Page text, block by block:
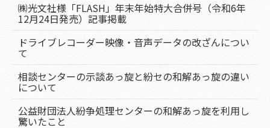
㈱光文社様「FLASH」年末年始特大合併号（令和6年
12月24日発売）記事掲載
ドライブレコーダー映像・音声データの改ざんについ
て
相談センターの示談あっ旋と紛セの和解あっ旋の違い
について
公益財団法人紛争処理センターの和解あっ旋を利用し
驚いたこと